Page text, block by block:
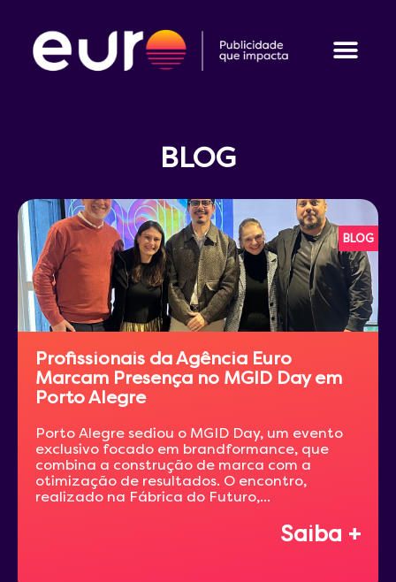
BLOG
BLOG
Profissionais da Agência Euro
Marcam Presença no MGID Day em
Porto Alegre
Porto Alegre sediou o MGID Day, um evento
exclusivo focado em brandformance, que
combina a construção de marca com a
otimização de resultados. O encontro,
realizado na Fábrica do Futuro,...
Saiba +